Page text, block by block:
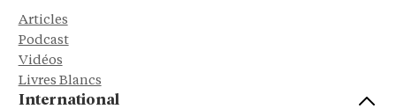
Articles
Podcast
Vidéos
Livres Blancs
International